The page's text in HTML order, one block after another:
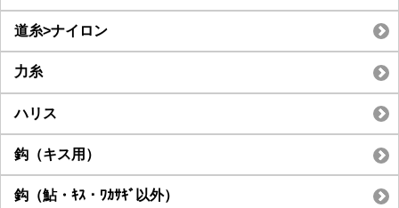
道糸>ナイロン
力糸
ハリス
鈎（キス用）
鈎（鮎・ｷｽ・ﾜｶｻｷﾞ以外）